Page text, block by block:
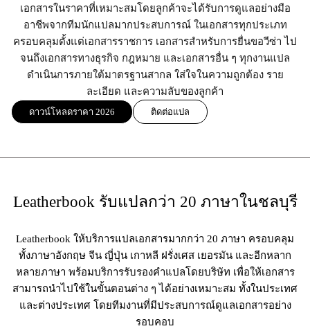
เอกสารในราคาที่เหมาะสมโดยลูกค้าจะได้รับการดูแลอย่างมือ
อาชีพจากทีมนักแปลมากประสบการณ์ ในเอกสารทุกประเภท
ครอบคลุมตั้งแต่เอกสารราชการ เอกสารสำหรับการยื่นขอวีซ่า ไป
จนถึงเอกสารทางธุรกิจ กฎหมาย และเอกสารอื่น ๆ ทุกงานแปล
ดำเนินการภายใต้มาตรฐานสากล ใส่ใจในความถูกต้อง ราย
ละเอียด และความลับของลูกค้า
ดาวน์โหลดราคา 2026 ติดต่อแปล
Leatherbook รับแปลกว่า 20 ภาษาในชลบุรี
Leatherbook ให้บริการแปลเอกสารมากกว่า 20 ภาษา ครอบคลุม
ทั้งภาษาอังกฤษ จีน ญี่ปุ่น เกาหลี ฝรั่งเศส เยอรมัน และอีกหลาก
หลายภาษา พร้อมบริการรับรองคำแปลโดยบริษัท เพื่อให้เอกสาร
สามารถนำไปใช้ในขั้นตอนต่าง ๆ ได้อย่างเหมาะสม ทั้งในประเทศ
และต่างประเทศ โดยทีมงานที่มีประสบการณ์ดูแลเอกสารอย่าง
รอบคอบ